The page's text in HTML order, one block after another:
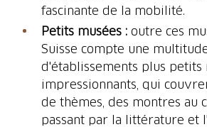
fascinante de la mobilité.
Petits musées : outre ces
Suisse compte une
d'établissements plus petits
impressionnants, qui
de thèmes, des montres au
passant par la littérature et